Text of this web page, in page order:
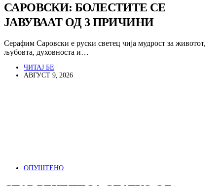
САРОВСКИ: БОЛЕСТИТЕ СЕ
ЈАВУВААТ ОД 3 ПРИЧИНИ
Серафим Саровски е руски светец чија мудрост за животот,
љубовта, духовноста и…
ЧИТАЈ БЕ
АВГУСТ 9, 2026
ОПУШТЕНО